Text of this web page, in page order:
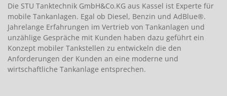
Die STU Tanktechnik GmbH&Co.KG aus Kassel ist Experte für
mobile Tankanlagen. Egal ob Diesel, Benzin und AdBlue®.
Jahrelange Erfahrungen im Vertrieb von Tankanlagen und
unzählige Gespräche mit Kunden haben dazu geführt ein
Konzept mobiler Tankstellen zu entwickeln die den
Anforderungen der Kunden an eine moderne und
wirtschaftliche Tankanlage entsprechen.